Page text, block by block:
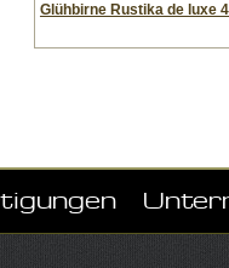
Glühbirne Rustika de luxe